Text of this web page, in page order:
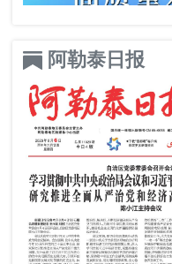
阿勒泰日报